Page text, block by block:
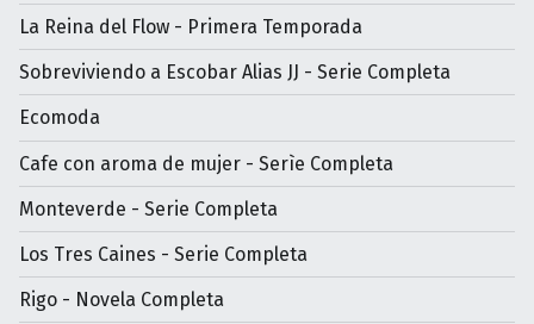
La Reina del Flow - Primera Temporada
Sobreviviendo a Escobar Alias JJ - Serie Completa
Ecomoda
Cafe con aroma de mujer - Serìe Completa
Monteverde - Serie Completa
Los Tres Caines - Serie Completa
Rigo - Novela Completa